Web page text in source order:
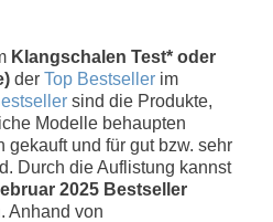
Klangschalen Test* oder
der Top Bestseller im
sind die Produkte,
Modelle behaupten
gekauft und für gut bzw. sehr
Durch die Auflistung kannst
2025 Bestseller
Anhand von